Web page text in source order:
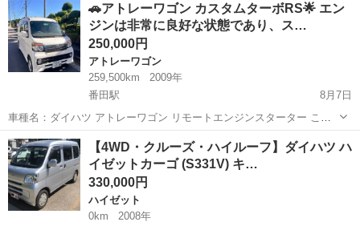
🚗アトレーワゴン カスタムターボRS🌟 エン
ジンは非常に良好な状態であり、ス…
250,000円
アトレーワゴン
259,500km
2009年
番田駅
8月7日
車種名：ダイハツ アトレーワゴン リモートエンジンスターター この
車両は外部から遠隔操作で始動できる。 グレード：アトレーワゴン カ
スタムターボRS 色：パール 年式：2009年12月 車検満了日：2026年
11月 ...
神奈川 愛甲郡 アトレーワゴン
【4WD・クルーズ・ハイルーフ】ダイハツ ハ
イゼットカーゴ (S331V) キ…
330,000円
ハイゼット
0km
2008年